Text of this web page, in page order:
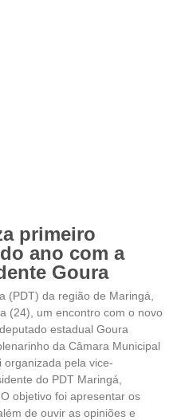
primeiro
ano com a
Goura
(PDT) da região de Maringá,
(24), um encontro com o novo
estadual Goura
da Câmara Municipal
organizada pela vice-
do PDT Maringá,
objetivo foi apresentar os
de ouvir as opiniões e